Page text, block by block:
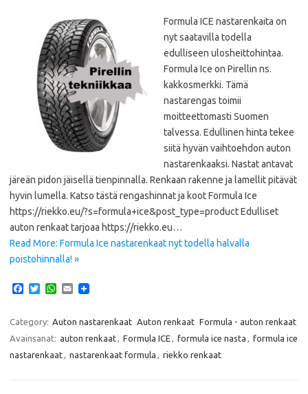
Formula ICE nastarenkaita on
nyt saatavilla todella
edulliseen ulosheittohintaa.
Formula Ice on Pirellin ns.
kakkosmerkki. Tämä
nastarengas toimii
moitteettomasti Suomen
talvessa. Edullinen hinta tekee
siitä hyvän vaihtoehdon auton
nastarenkaaksi. Nastat antavat
järeän pidon jäisellä tienpinnalla. Renkaan rakenne ja lamellit pitävät
hyvin lumella. Katso tästä rengashinnat ja koot Formula Ice
https://riekko.eu/?s=formula+ice&post_type=product Edulliset
auton renkaat tarjoaa https://riekko.eu…
Read More: Formula Ice nastarenkaat nyt todella halvalla
poistohinnalla! »
e
b
o
o
T
t
e
r
W
t
A
p
E
i
Category: Auton nastarenkaat Auton renkaat Formula - auton renkaat
Avainsanat: auton renkaat Formula ICE formula ice nasta
formula ice
nastarenkaat
nastarenkaat formula riekko renkaat